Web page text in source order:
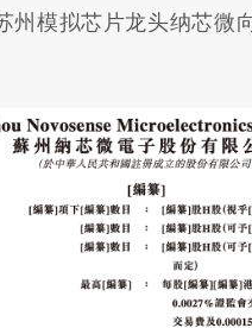
州模拟芯片龙头纳芯微